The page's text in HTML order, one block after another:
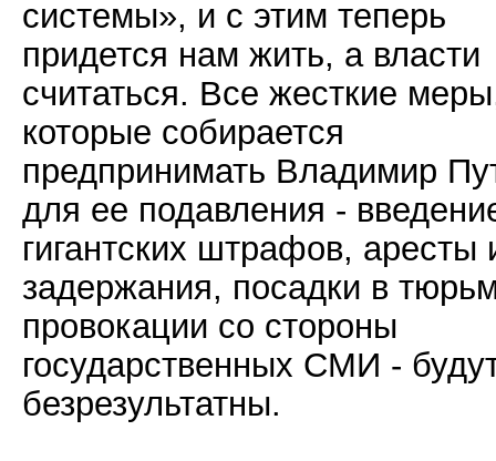
системы», и с этим теперь
придется нам жить, а власти
считаться. Все жесткие
которые собирается
предпринимать Владимир
для ее подавления -
гигантских штрафов, аресты
задержания, посадки в
провокации со стороны
государственных СМИ -
безрезультатны.